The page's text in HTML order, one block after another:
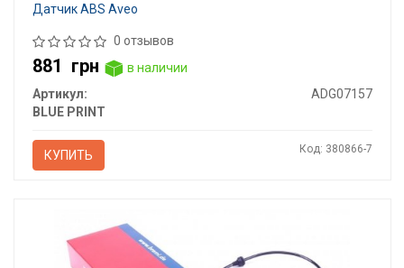
Датчик ABS Aveo
0 отзывов
881 грн
в наличии
Артикул:
ADG07157
BLUE PRINT
КУПИТЬ Код: 380866-7